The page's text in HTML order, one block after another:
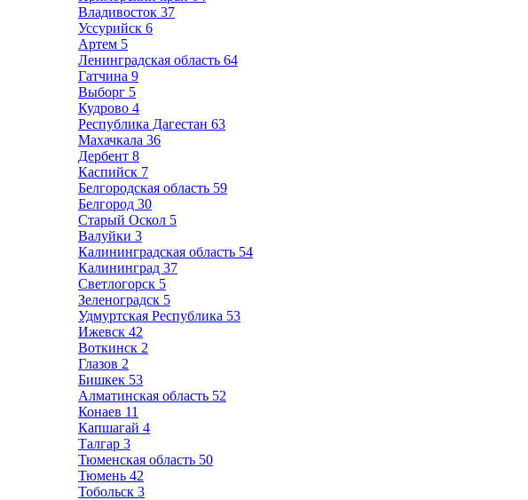
Владивосток 37
Уссурийск 6
Артем 5
Ленинградская область 64
Гатчина 9
Выборг 5
Кудрово 4
Республика Дагестан 63
Махачкала 36
Дербент 8
Каспийск 7
Белгородская область 59
Белгород 30
Старый Оскол 5
Валуйки 3
Калининградская область 54
Калининград 37
Светлогорск 5
Зеленоградск 5
Удмуртская Республика 53
Ижевск 42
Воткинск 2
Глазов 2
Бишкек 53
Алматинская область 52
Конаев 11
Капшагай 4
Талгар 3
Тюменская область 50
Тюмень 42
Тобольск 3